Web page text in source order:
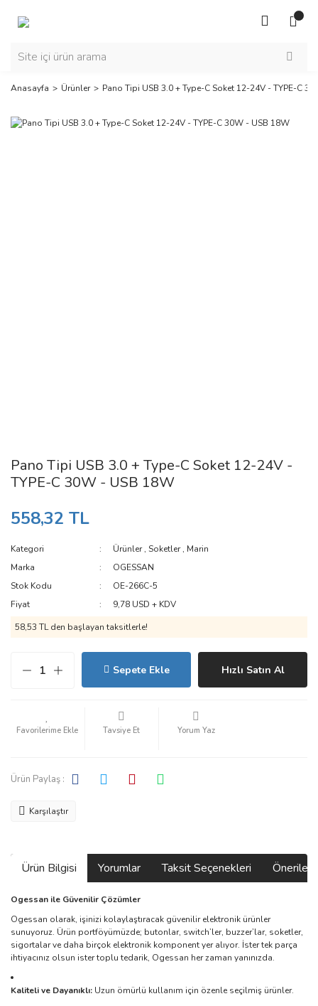
Anasayfa Ürünler Pano Tipi USB 3.0 + Type-C Soket 12-24V - TYPE-C
Pano Tipi USB 3.0 + Type-C Soket 12-24V -
TYPE-C 30W - USB 18W
558,32 TL
Kategori Ürünler,Soketler, Marin
Marka
OGESSAN
Stok Kodu
OE-266C-5
Fiyat
9,78 USD + KDV
58,53 TL den başlayan taksitlerle!
Sepete Ekle Hızlı Satın Al
Tavsiye Et Yorum Yaz
Ürün Paylaş :
Karşılaştır
Ürün Bilgisi Yorumlar Taksit Seçenekleri
Ogessan ile Güvenilir Çözümler
Ogessan olarak, işinizi kolaylaştıracak güvenilir elektronik ürünler
sunuyoruz. Ürün portföyümüzde; butonlar, switch’ler, buzzer’lar, soketler,
sigortalar ve daha birçok elektronik komponent yer alıyor. İster tek parça
ihtiyacınız olsun ister toplu tedarik, Ogessan her zaman yanınızda.
Kaliteli ve Dayanıklı: Uzun ömürlü kullanım için özenle seçilmiş ürünler.